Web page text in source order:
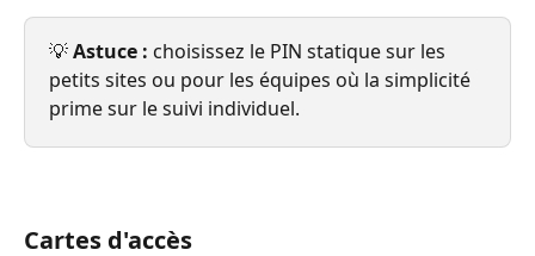
💡 Astuce : choisissez le PIN statique sur les
petits sites ou pour les équipes où la simplicité
prime sur le suivi individuel.
Cartes d'accès